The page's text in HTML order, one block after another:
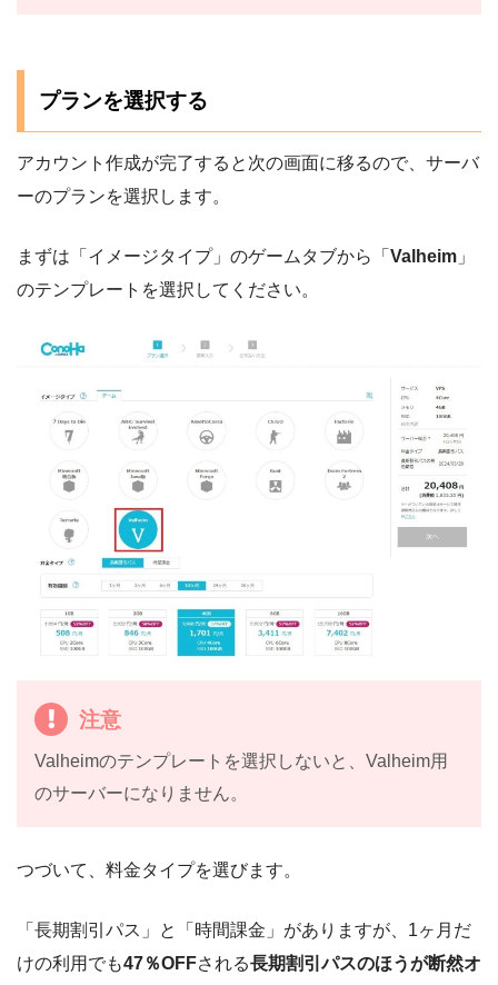
プランを選択する
アカウント作成が完了すると次の画面に移るので、サーバ
ーのプランを選択します。
まずは「イメージタイプ」のゲームタブから「 Valheim 」
のテンプレートを選択してください。
注意
Valheimのテンプレートを選択しないと、Valheim用
のサーバーになりません。
つづいて、料金タイプを選びます。
「長期割引パス」と「時間課金」がありますが、1ヶ月だ
けの利用でも47％OFFされる長期割引パスのほうが断然オ